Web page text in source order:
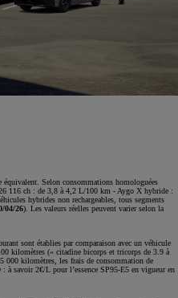
Selon consommations homologuées
116 ch : de 3,8 à 4,2 L/100 km - Aygo X hybride :
hybrides non rechargeables, tous segments
04/26). Les valeurs réelles peuvent varier selon la
sont établies par comparaison avec un véhicule
kilomètres (« citadine bicorps et tricorps de 3.9 à
000 kilomètres, les frais de consommation de
à savoir 2€/L pour l’essence SP95‑E5 en vigueur en